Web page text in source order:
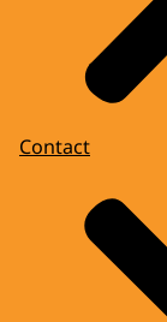
Contact